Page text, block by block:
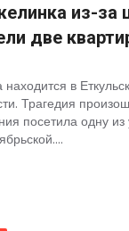
из-за
две
в
Трагедия
посетила одну из